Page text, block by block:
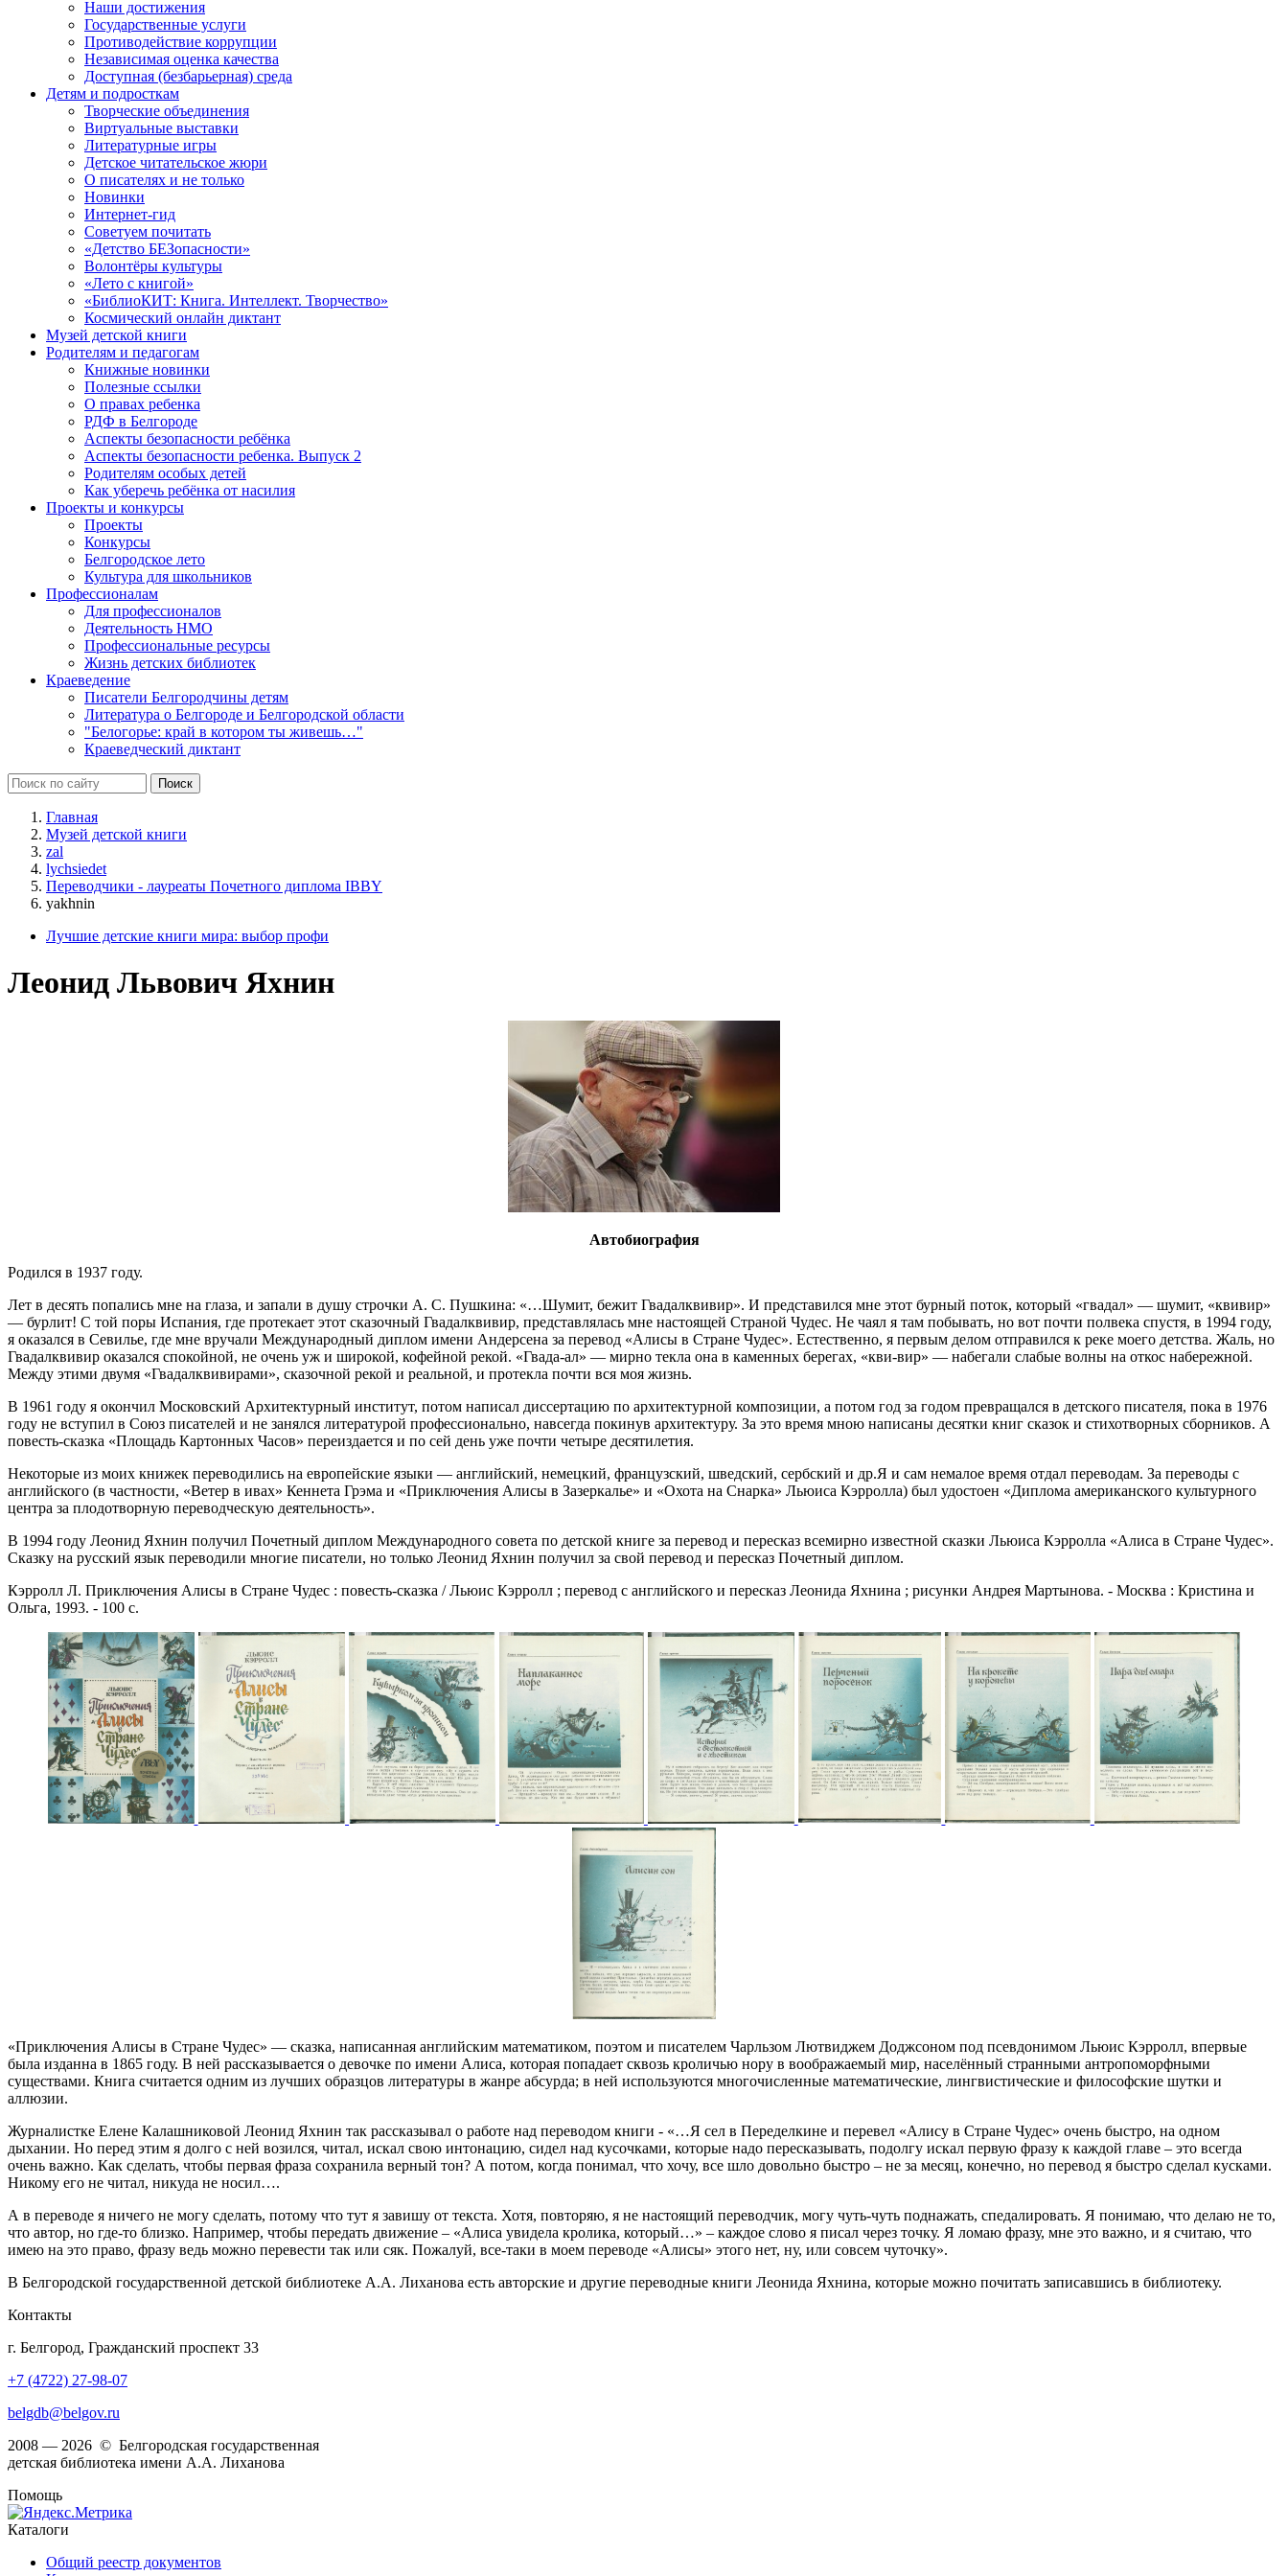
Наши достижения
Государственные услуги
Противодействие коррупции
Независимая оценка качества
Доступная (безбарьерная) среда
Детям и подросткам
Творческие объединения
Виртуальные выставки
Литературные игры
Детское читательское жюри
О писателях и не только
Новинки
Интернет-гид
Советуем почитать
«Детство БЕЗопасности»
Волонтёры культуры
«Лето с книгой»
«БиблиоКИТ: Книга. Интеллект. Творчество»
Космический онлайн диктант
Музей детской книги
Родителям и педагогам
Книжные новинки
Полезные ссылки
О правах ребенка
РДФ в Белгороде
Аспекты безопасности ребёнка
Аспекты безопасности ребенка. Выпуск 2
Родителям особых детей
Как уберечь ребёнка от насилия
Проекты и конкурсы
Проекты
Конкурсы
Белгородское лето
Культура для школьников
Профессионалам
Для профессионалов
Деятельность НМО
Профессиональные ресурсы
Жизнь детских библиотек
Краеведение
Писатели Белгородчины детям
Литература о Белгороде и Белгородской области
"Белогорье: край в котором ты живешь…"
Краеведческий диктант
Главная
Музей детской книги
zal
lychsiedet
Переводчики - лауреаты Почетного диплома IBBY
yakhnin
Лучшие детские книги мира: выбор профи
Леонид Львович Яхнин
Автобиография
Родился в 1937 году.
Лет в десять попались мне на глаза, и запали в душу строчки А. С. Пушкина: «…Шумит, бежит Гвадалквивир». И представился мне этот бурный поток, который «гвадал» — шумит, «квивир»
— бурлит! С той поры Испания, где протекает этот сказочный Гвадалквивир, представлялась мне настоящей Страной Чудес. Не чаял я там побывать, но вот почти полвека спустя, в 1994 году,
я оказался в Севилье, где мне вручали Международный диплом имени Андерсена за перевод «Алисы в Стране Чудес». Естественно, я первым делом отправился к реке моего детства. Жаль, но
Гвадалквивир оказался спокойной, не очень уж и широкой, кофейной рекой. «Гвада-ал» — мирно текла она в каменных берегах, «кви-вир» — набегали слабые волны на откос набережной.
Между этими двумя «Гвадалквивирами», сказочной рекой и реальной, и протекла почти вся моя жизнь.
В 1961 году я окончил Московский Архитектурный институт, потом написал диссертацию по архитектурной композиции, а потом год за годом превращался в детского писателя, пока в 1976
году не вступил в Союз писателей и не занялся литературой профессионально, навсегда покинув архитектуру. За это время мною написаны десятки книг сказок и стихотворных сборников. А
повесть-сказка «Площадь Картонных Часов» переиздается и по сей день уже почти четыре десятилетия.
Некоторые из моих книжек переводились на европейские языки — английский, немецкий, французский, шведский, сербский и др.Я и сам немалое время отдал переводам. За переводы с
английского (в частности, «Ветер в ивах» Кеннета Грэма и «Приключения Алисы в Зазеркалье» и «Охота на Снарка» Льюиса Кэрролла) был удостоен «Диплома американского культурного
центра за плодотворную переводческую деятельность».
В 1994 году Леонид Яхнин получил Почетный диплом Международного совета по детской книге за перевод и пересказ всемирно известной сказки Льюиса Кэрролла «Алиса в Стране Чудес».
Сказку на русский язык переводили многие писатели, но только Леонид Яхнин получил за свой перевод и пересказ Почетный диплом.
Кэрролл Л. Приключения Алисы в Стране Чудес : повесть-сказка / Льюис Кэрролл ; перевод с английского и пересказ Леонида Яхнина ; рисунки Андрея Мартынова. - Москва : Кристина и
Ольга, 1993. - 100 с.
«Приключения Алисы в Стране Чудес» — сказка, написанная английским математиком, поэтом и писателем Чарльзом Лютвиджем Доджсоном под псевдонимом Льюис Кэрролл, впервые
была изданна в 1865 году. В ней рассказывается о девочке по имени Алиса, которая попадает сквозь кроличью нору в воображаемый мир, населённый странными антропоморфными
существами. Книга считается одним из лучших образцов литературы в жанре абсурда; в ней используются многочисленные математические, лингвистические и философские шутки и
аллюзии.
Журналистке Елене Калашниковой Леонид Яхнин так рассказывал о работе над переводом книги - «…Я cел в Переделкине и перевел «Алису в Стране Чудес» очень быстро, на одном
дыхании. Но перед этим я долго с ней возился, читал, искал свою интонацию, сидел над кусочками, которые надо пересказывать, подолгу искал первую фразу к каждой главе – это всегда
очень важно. Как сделать, чтобы первая фраза сохранила верный тон? А потом, когда понимал, что хочу, все шло довольно быстро – не за месяц, конечно, но перевод я быстро сделал кусками.
Никому его не читал, никуда не носил….
А в переводе я ничего не могу сделать, потому что тут я завишу от текста. Хотя, повторяю, я не настоящий переводчик, могу чуть-чуть поднажать, спедалировать. Я понимаю, что делаю не то,
что автор, но где-то близко. Например, чтобы передать движение – «Алиса увидела кролика, который…» – каждое слово я писал через точку. Я ломаю фразу, мне это важно, и я считаю, что
имею на это право, фразу ведь можно перевести так или сяк. Пожалуй, все-таки в моем переводе «Алисы» этого нет, ну, или совсем чуточку».
В Белгородской государственной детской библиотеке А.А. Лиханова есть авторские и другие переводные книги Леонида Яхнина, которые можно почитать записавшись в библиотеку.
Контакты
г. Белгород, Гражданский проспект 33
+7 (4722) 27-98-07
belgdb@belgov.ru
2008 — 2026 © Белгородская государственная
детская библиотека имени А.А. Лиханова
Помощь
Каталоги
Общий реестр документов